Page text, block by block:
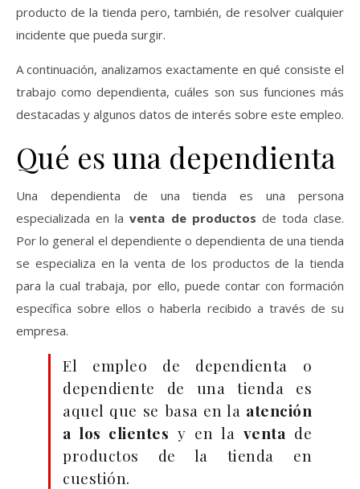
producto de la tienda pero, también, de resolver cualquier
incidente que pueda surgir.
A continuación, analizamos exactamente en qué consiste el
trabajo como dependienta, cuáles son sus funciones más
destacadas y algunos datos de interés sobre este empleo.
Qué es una dependienta
Una dependienta de una tienda es una persona
especializada en laventa de productos de toda clase.
Por lo general el dependiente o dependienta de una tienda
se especializa en la venta de los productos de la tienda
para la cual trabaja, por ello, puede contar con formación
específica sobre ellos o haberla recibido a través de su
empresa.
El empleo de dependienta o
dependiente de una tienda es
aquel que se basa en la atención
a los clientes y en la venta de
productos de la tienda en
cuestión.